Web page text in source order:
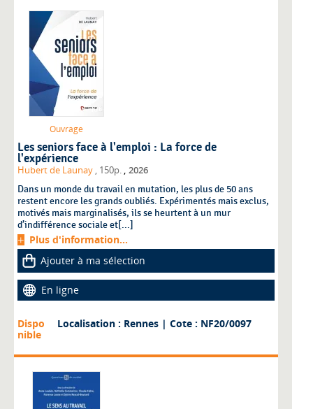
Ouvrage
Les seniors face à l'emploi : La force de
l'expérience
Hubert de Launay , 150p. 2026
Dans un monde du travail en mutation, les plus de 50 ans
restent encore les grands oubliés. Expérimentés mais exclus,
motivés mais marginalisés, ils se heurtent à un mur
d’indifférence sociale et[...]
Plus d'information...
Ajouter à ma sélection
En ligne
Dispo
nible
Localisation : Rennes | Cote : NF20/0097